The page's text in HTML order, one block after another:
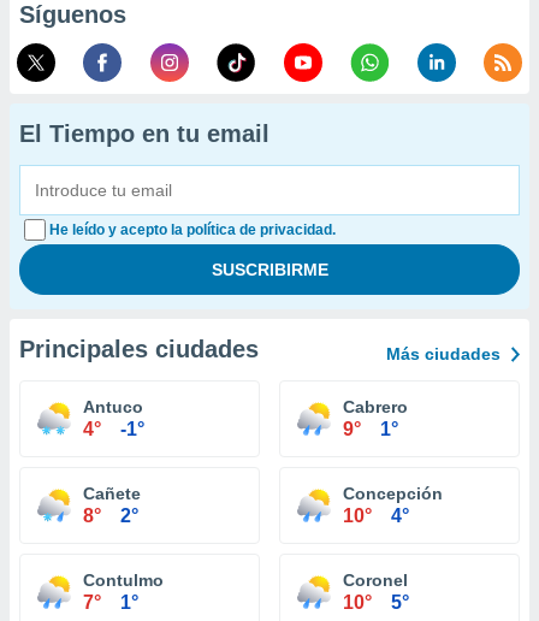
Síguenos
El Tiempo en tu email
He leído y acepto la política de privacidad.
Principales ciudades Más ciudades
Antuco
4° -1°
Cabrero
9° 1°
Cañete
8° 2°
Concepción
10° 4°
Contulmo
7° 1°
Coronel
10° 5°